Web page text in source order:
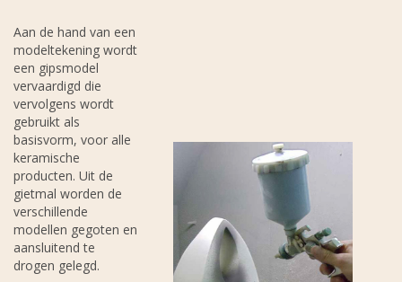
Aan de hand van een
modeltekening wordt
een gipsmodel
vervaardigd die
vervolgens wordt
gebruikt als
basisvorm, voor alle
keramische
producten. Uit de
gietmal worden de
verschillende
modellen gegoten en
aansluitend te
drogen gelegd.